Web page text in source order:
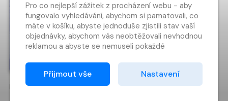
Pakt
Pro co nejlepší zážitek z procházení webu - aby
fungovalo vyhledávání, abychom si pamatovali, co
máte v košíku, abyste jednoduše zjistili stav vaší
objednávky, abychom vás neobtěžovali nevhodnou
reklamou a abyste se nemuseli pokaždé
Proto od vás potřebujeme souhlas se
zpracováním souborů cookies
Přijmout vše Nastavení